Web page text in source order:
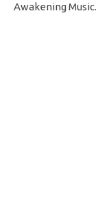
Awakening Music.